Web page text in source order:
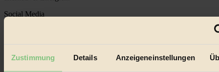
Zustimmung Details Anzeigeneinstellungen
Social Media
22.601 Fans auf Facebook